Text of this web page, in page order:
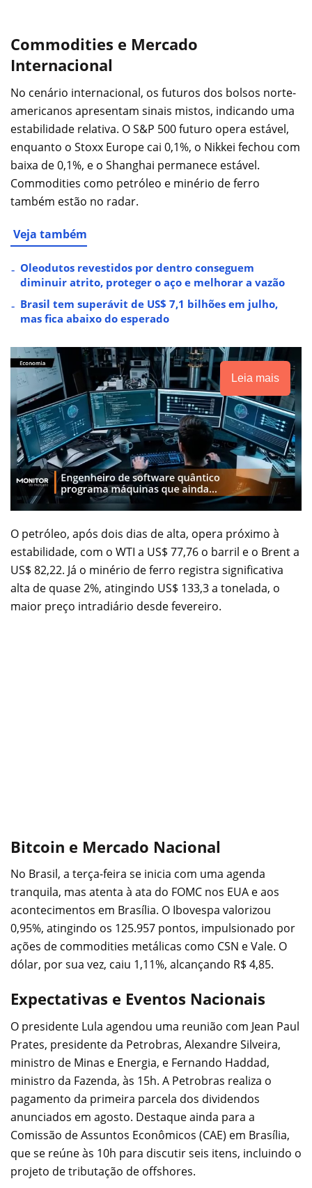
Commodities e Mercado
Internacional
No cenário internacional, os futuros dos bolsos norte-
americanos apresentam sinais mistos, indicando uma
estabilidade relativa. O S&P 500 futuro opera estável,
enquanto o Stoxx Europe cai 0,1%, o Nikkei fechou com
baixa de 0,1%, e o Shanghai permanece estável.
Commodities como petróleo e minério de ferro
também estão no radar.
Veja também
Oleodutos revestidos por dentro conseguem
diminuir atrito, proteger o aço e melhorar a vazão
Brasil tem superávit de US$ 7,1 bilhões em julho,
mas fica abaixo do esperado
Leia mais
O petróleo, após dois dias de alta, opera próximo à
estabilidade, com o WTI a US$ 77,76 o barril e o Brent a
US$ 82,22. Já o minério de ferro registra significativa
alta de quase 2%, atingindo US$ 133,3 a tonelada, o
maior preço intradiário desde fevereiro.
Bitcoin e Mercado Nacional
No Brasil, a terça-feira se inicia com uma agenda
tranquila, mas atenta à ata do FOMC nos EUA e aos
acontecimentos em Brasília. O Ibovespa valorizou
0,95%, atingindo os 125.957 pontos, impulsionado por
ações de commodities metálicas como CSN e Vale. O
dólar, por sua vez, caiu 1,11%, alcançando R$ 4,85.
Expectativas e Eventos Nacionais
O presidente Lula agendou uma reunião com Jean Paul
Prates, presidente da Petrobras, Alexandre Silveira,
ministro de Minas e Energia, e Fernando Haddad,
ministro da Fazenda, às 15h. A Petrobras realiza o
pagamento da primeira parcela dos dividendos
anunciados em agosto. Destaque ainda para a
Comissão de Assuntos Econômicos (CAE) em Brasília,
que se reúne às 10h para discutir seis itens, incluindo o
projeto de tributação de offshores.